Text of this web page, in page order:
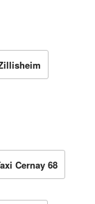
Cernay 68